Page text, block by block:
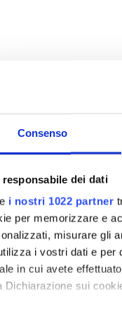
Consenso
responsabile dei dati
i nostri 1022 partner
per memorizzare e
misurare gli
i vostri dati e per
in cui avete
Dichiarazione sui
è possibile
puoi trovare il